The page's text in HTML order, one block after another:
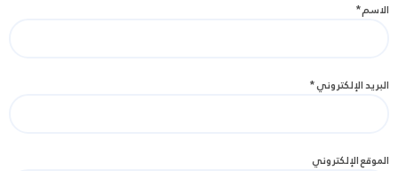
الاسم*
البريد الإلكتروني*
الموقع الإلكتروني